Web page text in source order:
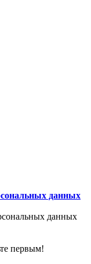
данных
данных
первым!